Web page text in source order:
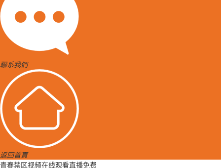
聯系我們
返回首頁
青春禁区视频在线观看直播免费